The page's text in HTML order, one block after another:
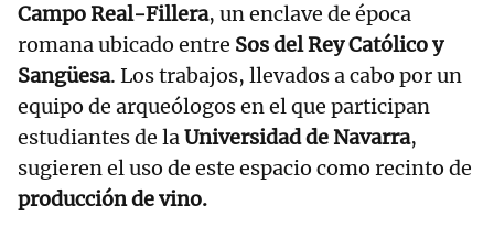
Campo Real-Fillera, un enclave de época
romana ubicado entre Sos del Rey Católico y
Sangüesa. Los trabajos, llevados a cabo por un
equipo de arqueólogos en el que participan
estudiantes de laUniversidad de Navarra,
sugieren el uso de este espacio como recinto de
producción de vino.